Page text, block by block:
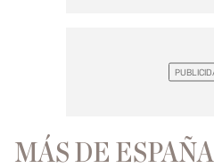
MÁS DE ESPAÑA